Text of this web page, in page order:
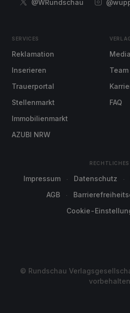
@WRundschau
SERVICES
Reklamation
Inserieren
Trauerportal
Stellenmarkt
Immobilienmarkt
AZUBI NRW
Team
FAQ
RECHTLICHES
Impressum Datenschutz
AGB
Cookie-
© Rundschau
vorbehalten